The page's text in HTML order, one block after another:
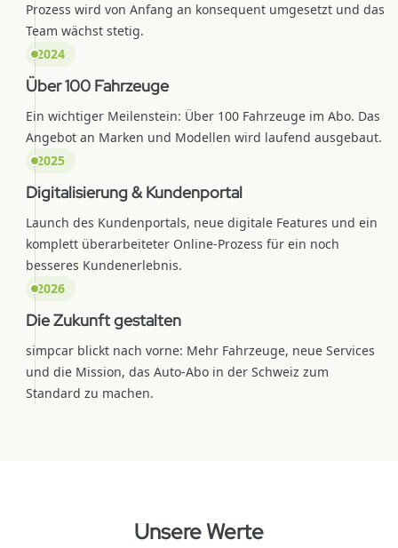
Prozess wird von Anfang an konsequent umgesetzt und das
Team wächst stetig.
2024
Über 100 Fahrzeuge
Ein wichtiger Meilenstein: Über 100 Fahrzeuge im Abo. Das
Angebot an Marken und Modellen wird laufend ausgebaut.
2025
Digitalisierung & Kundenportal
Launch des Kundenportals, neue digitale Features und ein
komplett überarbeiteter Online-Prozess für ein noch
besseres Kundenerlebnis.
2026
Die Zukunft gestalten
simpcar blickt nach vorne: Mehr Fahrzeuge, neue Services
und die Mission, das Auto-Abo in der Schweiz zum
Standard zu machen.
Unsere Werte